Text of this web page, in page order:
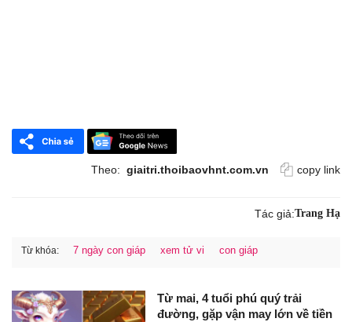
Theo: giaitri.thoibaovhnt.com.vn copy link
Tác giả:Trang Hạ
Từ khóa: 7 ngày con giáp xem tử vi con giáp
Từ mai, 4 tuổi phú quý trải
đường, gặp vận may lớn về tiền